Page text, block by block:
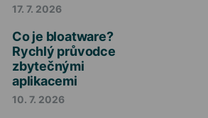
17. 7. 2026
Co je bloatware?
Rychlý průvodce
zbytečnými
aplikacemi
10. 7. 2026